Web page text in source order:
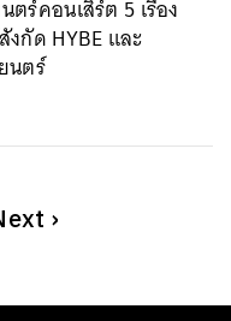
ตร์คอนเสิร์ต 5 เรื่อง
กัด HYBE และ
นตร์
›